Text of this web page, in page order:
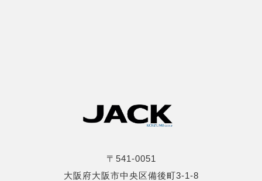
〒541-0051
大阪府大阪市中央区備後町3-1-8